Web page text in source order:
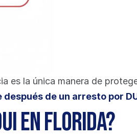
es la única manera de
de un arresto por
en Florida?